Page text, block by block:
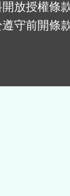
放授權條
守前開條